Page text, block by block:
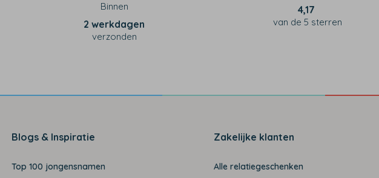
Binnen
2 werkdagen
verzonden
4,17
van de 5 sterren
Blogs & Inspiratie
Top 100 jongensnamen
Zakelijke klanten
Alle relatiegeschenken